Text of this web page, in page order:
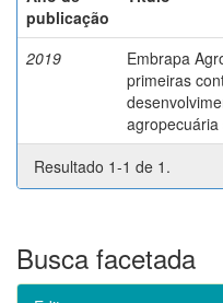
publicação
2019
Embrapa
primeiras
Resultado 1-1 de 1.
Busca facetada